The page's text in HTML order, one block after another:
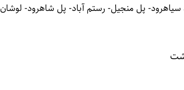
سیاهرود- پل منجیل- رستم آباد- پل شاهرود- لوشان